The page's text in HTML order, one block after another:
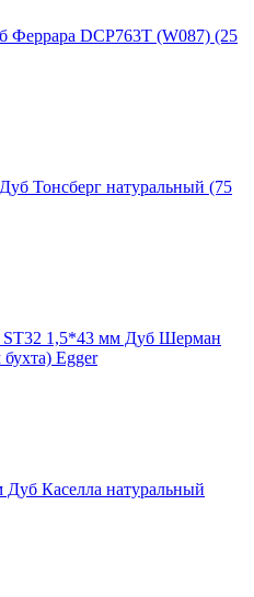
DCP763T (W087) (25
Тонсберг натуральный (75
ST32 1,5*43 мм Дуб Шерман
Egger
Каселла натуральный